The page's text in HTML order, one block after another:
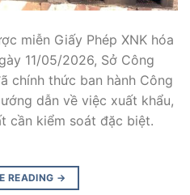
miễn Giấy Phép XNK hóa
11/05/2026, Sở Công
chính thức ban hành Công
dẫn về việc xuất khẩu,
cần kiểm soát đặc biệt.
READING →